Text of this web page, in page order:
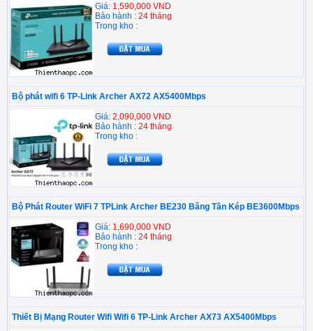
Giá: 1,590,000 VND
Bảo hành : 24 tháng
Trong kho :
Bộ phát wifi 6 TP-Link Archer AX72 AX5400Mbps
Giá: 2,090,000 VND
Bảo hành : 24 tháng
Trong kho :
Bộ Phát Router WiFi 7 TPLink Archer BE230 Băng Tần Kép BE3600Mbps
Giá: 1,690,000 VND
Bảo hành : 24 tháng
Trong kho :
Thiết Bị Mạng Router Wifi Wifi 6 TP-Link Archer AX73 AX5400Mbps